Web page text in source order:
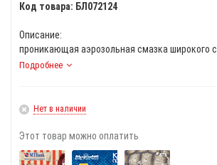
Код товара: БЛ072124
Описание:
проникающая аэрозольная смазка широкого
Подробнее
Нет в наличии
Этот товар можно оплатить